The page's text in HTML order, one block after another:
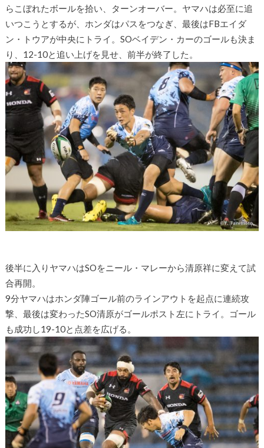
らこぼれたボールを拾い、ターンオーバー。ヤマハは必至に追
いつこうとするが、ホンダはパスをつなぎ、最後はFBエイダ
ン・トウアが中央にトライ。SOベイデン・カーのゴールも決ま
り、12-10と追い上げを見せ、前半が終了した。
後半に入りヤマハはSOをニール・マレーから清原祥に変えて試
合再開。
9分ヤマハはホンダ陣ゴール前のラインアウトを起点に連続攻
撃、最後は変わったSO清原がゴールポスト左にトライ。ゴール
も成功し19-10と点差を広げる。